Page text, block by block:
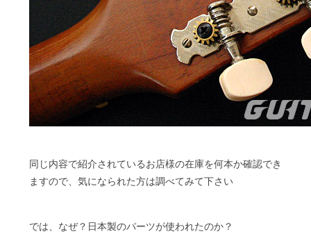
同じ内容で紹介されているお店様の在庫を何本か確認でき
ますので、気になられた方は調べてみて下さい
では、なぜ？日本製のパーツが使われたのか？